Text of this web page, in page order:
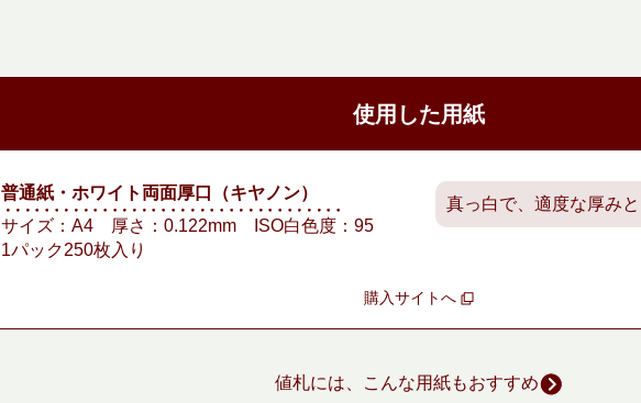
使用した用紙
普通紙・ホワイト両面厚口（キヤノン）
サイズ：A4 厚さ：0.122mm ISO白色度：95
1パック250枚入り
真っ白で、適度な厚みと
購入サイトへ
値札には、こんな用紙もおすすめ